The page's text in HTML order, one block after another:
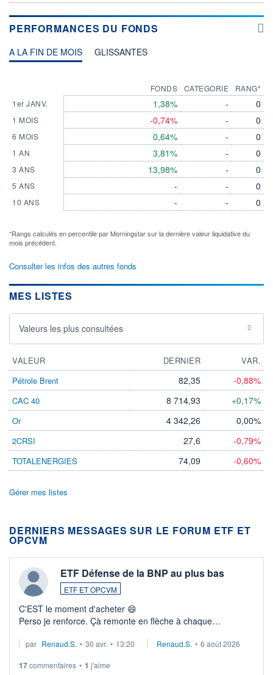
PERFORMANCES DU FONDS
A LA FIN DE MOIS GLISSANTES
1er JANV.
1 MOIS
6 MOIS
1 AN
3 ANS
5 ANS
10 ANS
FONDS
1,38%
-0,74%
0,64%
3,81%
13,98%
-
-
CATEGORIE
-
-
-
-
-
-
-
RANG*
0
0
0
0
0
0
0
*Rangs calculés en percentile par Morningstar sur la dernière valeur liquidative du
mois précédent.
Consulter les infos des autres fonds
MES LISTES
Valeurs les plus consultées
VALEUR DERNIER
VAR.
Pétrole Brent
82,35 -0,88%
CAC 40 8 714,93 +0,17%
Or 4 342,26 0,00%
2CRSI 27,6 -0,79%
TOTALENERGIES 74,09 -0,60%
Gérer mes listes
DERNIERS MESSAGES SUR LE FORUM ETF ET
OPCVM
ETF Défense de la BNP au plus bas
ETF ET OPCVM
C'EST le moment d'acheter 😄​
Perso je renforce. Çà remonte en flèche à chaque
Investissement long terme tip top pour sa retraite.
par Renaud.S. • 30 avr. • 13:20 Renaud.S. • 6 août 2026
17commentaires • 1 j'aime